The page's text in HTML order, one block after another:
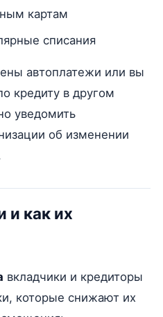
картам
списания
автоплатежи или вы
кредиту в другом
уведомить
об изменении
и как их
вкладчики и кредиторы
которые снижают их